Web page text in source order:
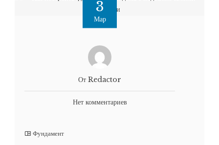
3
Мар
От Redactor
Нет комментариев
Фундамент